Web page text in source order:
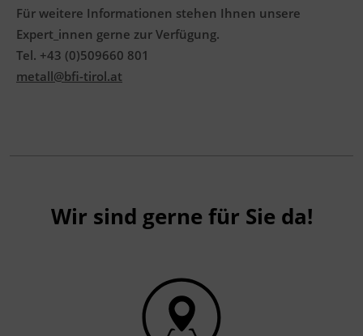
Für weitere Informationen stehen Ihnen unsere
Expert_innen gerne zur Verfügung.
Tel. +43 (0)509660 801
metall@bfi-tirol.at
Wir sind gerne für Sie da!